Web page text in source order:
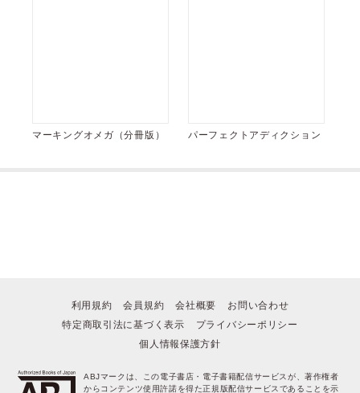
マーキングオメガ（分冊版） パーフェクトアディクション
利用規約 会員規約 会社概要
お問い合わせ
特定商取引法に基づく表示
プライバシーポリシー
個人情報保護方針
ABJマークは、この電子書店・電子書籍配信サービスが、著作権者
からコンテンツ使用許諾を得た正規版配信サービスであることを示